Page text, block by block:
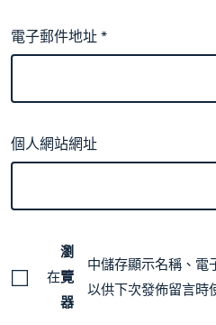
電子郵件地址*
個人網站網址
在
瀏
覽
器
中儲存顯示名稱、電
以供下次發佈留言時